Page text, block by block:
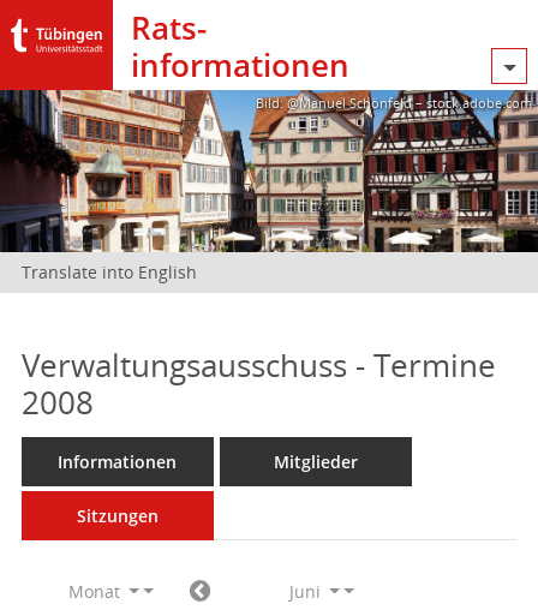
Rats­
informationen
Bild: @Manuel Schönfeld – stock.adobe.com
Translate into English
Verwaltungsausschuss - Termine
2008
Informationen Mitglieder
Sitzungen
Monat
Juni